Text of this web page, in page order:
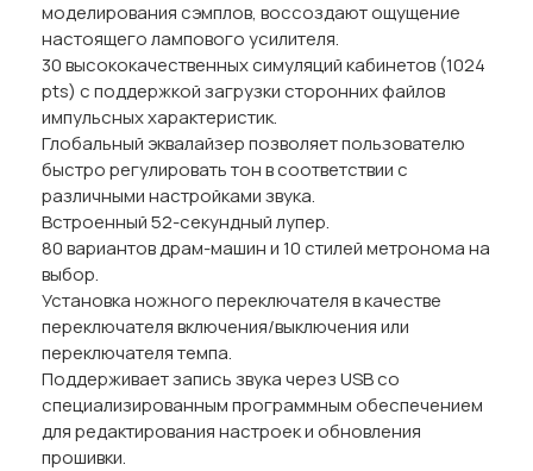
моделирования сэмплов, воссоздают ощущение
настоящего лампового усилителя.
30 высококачественных симуляций кабинетов (1024
pts) с поддержкой загрузки сторонних файлов
импульсных характеристик.
Глобальный эквалайзер позволяет пользователю
быстро регулировать тон в соответствии с
различными настройками звука.
Встроенный 52-секундный лупер.
80 вариантов драм-машин и 10 стилей метронома на
выбор.
Установка ножного переключателя в качестве
переключателя включения/выключения или
переключателя темпа.
Поддерживает запись звука через USB со
специализированным программным обеспечением
для редактирования настроек и обновления
прошивки.